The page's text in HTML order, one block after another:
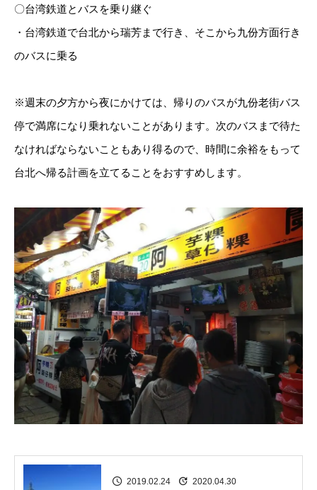
〇台湾鉄道とバスを乗り継ぐ
・台湾鉄道で台北から瑞芳まで行き、そこから九份方面行き
のバスに乗る
※週末の夕方から夜にかけては、帰りのバスが九份老街バス
停で満席になり乗れないことがあります。次のバスまで待た
なければならないこともあり得るので、時間に余裕をもって
台北へ帰る計画を立てることをおすすめします。
2019.02.24 2020.04.30